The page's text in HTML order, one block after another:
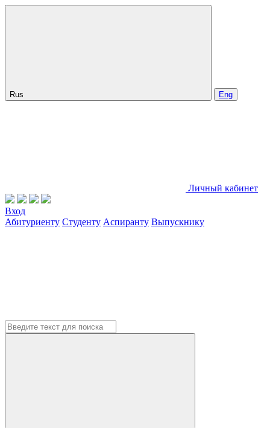
Rus Eng
Личный кабинет
Вход
Абитуриенту Студенту Аспиранту Выпускнику